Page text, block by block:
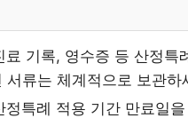
료 기록, 영수증 등 산정특
서류는 체계적으로 보관하
정특례 적용 기간 만료일